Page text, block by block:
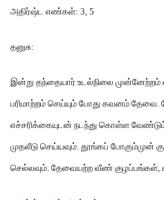
அதிர்ஷ்ட எண்கள்: 3, 5
தனுசு:
இன்று தந்தையார் உடல்நிலை முன்னேற்றம்
பரிமாற்றம் செய்யும் போது கவனம் தேவை.
எச்சரிக்கையுடன் நடந்து கொள்ள
முதலீடு செய்யவும். தூங்கப் போகும்முன்
செல்லவும். தேவையற்ற வீண் குழப்பங்கள்,